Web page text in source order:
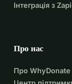
Інтеграція з
Про нас
Про WhyDonate